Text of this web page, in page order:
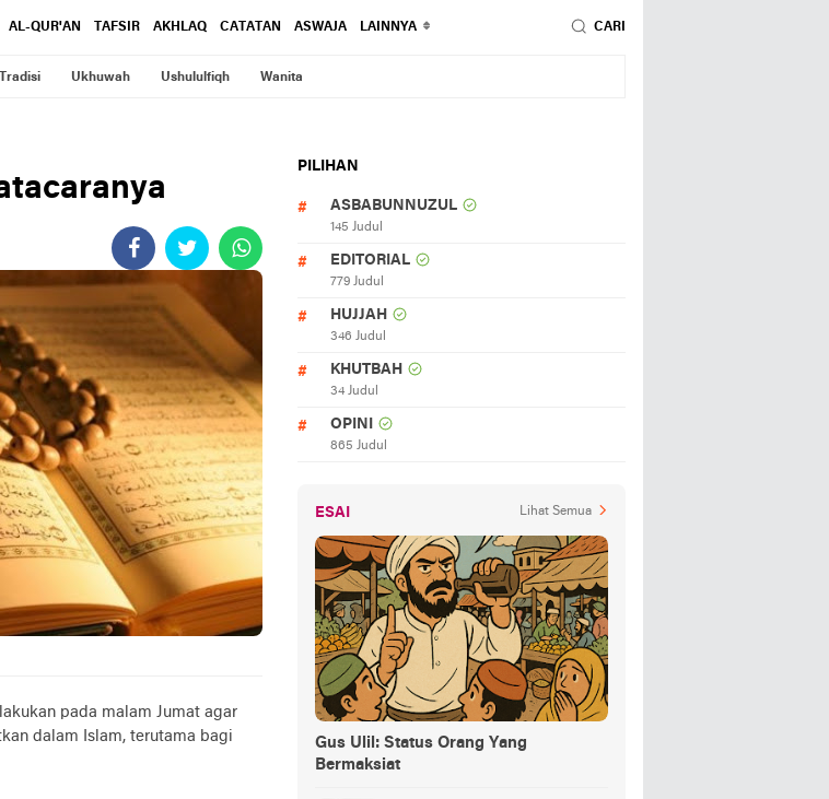
AL-QUR'AN TAFSIR AKHLAQ CATATAN ASWAJA LAINNYA CARI
Tradisi Ukhuwah Ushululfiqh Wanita
pada malam Jumat agar
dalam Islam, terutama bagi
PILIHAN
ASBABUNNUZUL
145 Judul
EDITORIAL
779 Judul
HUJJAH
346 Judul
KHUTBAH
34 Judul
OPINI
865 Judul
ESAI Lihat Semua
Gus Ulil: Status Orang Yang
Bermaksiat